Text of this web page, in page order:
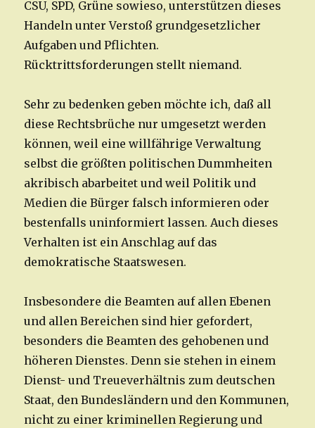
CSU, SPD, Grüne sowieso, unterstützen dieses
Handeln unter Verstoß grundgesetzlicher
Aufgaben und Pflichten.
Rücktrittsforderungen stellt niemand.
Sehr zu bedenken geben möchte ich, daß all
diese Rechtsbrüche nur umgesetzt werden
können, weil eine willfährige Verwaltung
selbst die größten politischen Dummheiten
akribisch abarbeitet und weil Politik und
Medien die Bürger falsch informieren oder
bestenfalls uninformiert lassen. Auch dieses
Verhalten ist ein Anschlag auf das
demokratische Staatswesen.
Insbesondere die Beamten auf allen Ebenen
und allen Bereichen sind hier gefordert,
besonders die Beamten des gehobenen und
höheren Dienstes. Denn sie stehen in einem
Dienst- und Treueverhältnis zum deutschen
Staat, den Bundesländern und den Kommunen,
nicht zu einer kriminellen Regierung und